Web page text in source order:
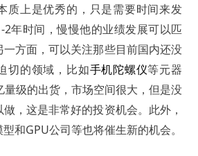
质上是优秀的，只是需要时间来发
年时间，慢慢他的业绩发展可以匹
方面，可以关注那些目前国内还没
切的领域，比如手机陀螺仪等元器
级的出货，市场空间很大，但是没
，这是非常好的投资机会。此外，
和GPU公司等也将催生新的机会。